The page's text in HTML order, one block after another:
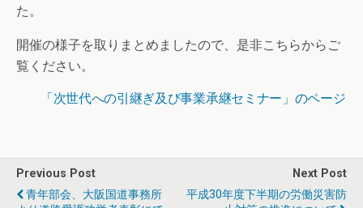
た。
開催の様子を取りまとめましたので、是非こちらからご
覧ください。
「次世代への引継ぎ及び事業承継セミナー」のページ
Previous Post
青年部会、大阪国道事務所
Next Post
平成30年度下半期の労働災害防